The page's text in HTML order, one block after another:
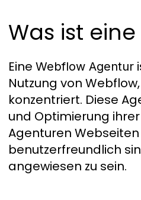
Was ist
Eine Webflow Agentur
Nutzung von
konzentriert. Diese
und Optimierung
Agenturen
benutzerfreundlich
angewiesen zu sein.